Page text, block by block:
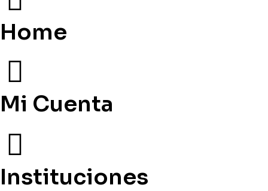
Home
Mi Cuenta
Instituciones